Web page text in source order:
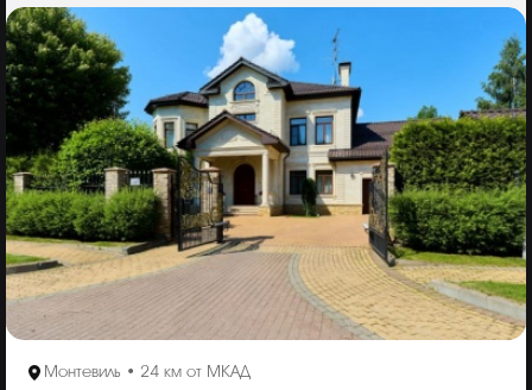
Монтевиль • 24 км от МКАД